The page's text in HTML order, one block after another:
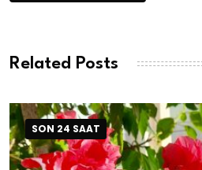
Related Posts
SON 24 SAAT